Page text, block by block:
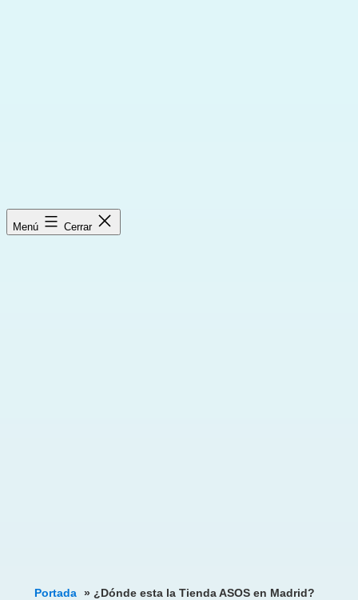
Menú Cerrar
Portada » ¿Dónde esta la Tienda ASOS en Madrid?